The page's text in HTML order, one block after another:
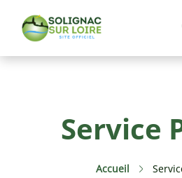
Vie Pratique
Culture & Loisirs
Service
Accueil